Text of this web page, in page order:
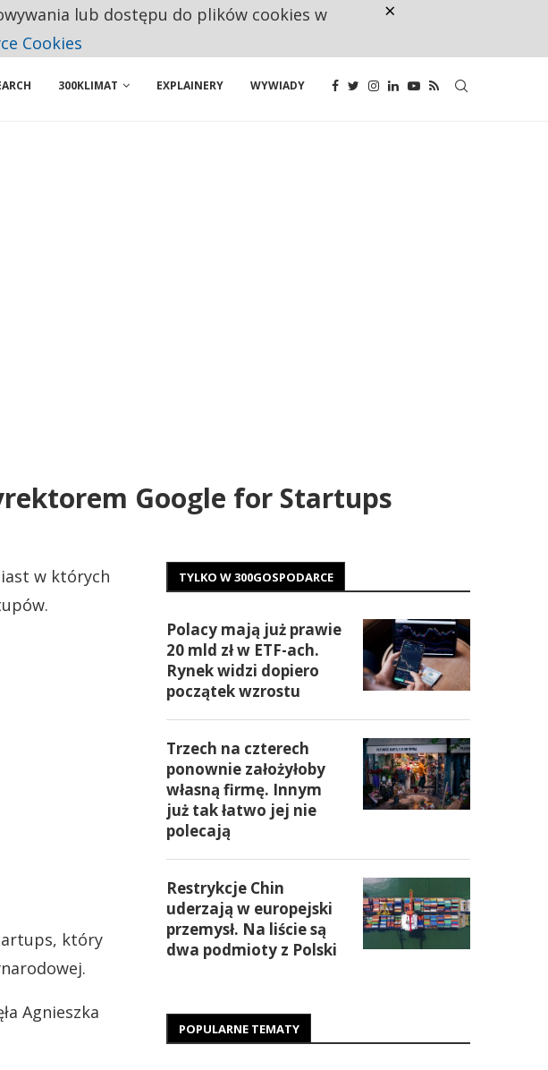
300KLIMAT EXPLAINERY WYWIADY
Google for Startups
w których
który
Agnieszka
TYLKO W 300GOSPODARCE
Polacy mają już prawie
20 mld zł w ETF-ach.
Rynek widzi dopiero
początek wzrostu
Trzech na czterech
ponownie założyłoby
własną firmę. Innym
już tak łatwo jej nie
polecają
Restrykcje Chin
uderzają w europejski
przemysł. Na liście są
dwa podmioty z Polski
POPULARNE TEMATY
lub dostępu do plików cookies w
Cookies
×